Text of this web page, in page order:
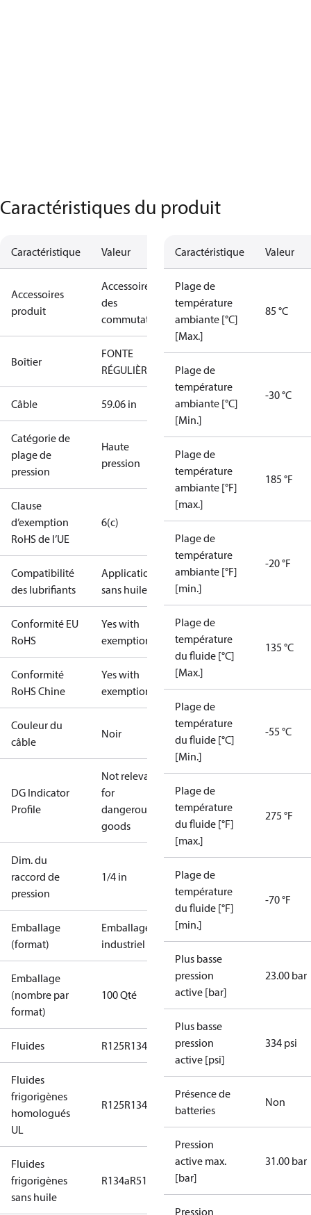
Caractéristiques du produit
Caractéristique Valeur
Accessoires
produit
Accessoires
des
commutateurs
Boîtier
FONTE
RÉGULIÈRE
Câble 59.06 in
Catégorie de
plage de
pression
Haute
pression
Clause
d’exemption
RoHS de l’UE
6(c)
Compatibilité
des lubrifiants
Applications
sans huile
Conformité EU
RoHS
Yes with
exemptions
Conformité
RoHS Chine
Yes with
exemptions
Couleur du
câble
Noir
DG Indicator
Profile
Not relevant
for
dangerous
goods
Dim. du
raccord de
pression
1/4 in
Emballage
(format)
Emballage
industriel
Emballage
(nombre par
format)
100 Qté
Fluides R125R134a R404AR407C R410A
Fluides
frigorigènes
homologués
UL
R125R134a R404A R407C R410A
Fluides
frigorigènes
sans huile
R134aR513A
Caractéristique Valeur
Plage de
température
ambiante [°C]
[Max.]
85 °C
Plage de
température
ambiante [°C]
[Min.]
-30 °C
Plage de
température
ambiante [°F]
[max.]
185 °F
Plage de
température
ambiante [°F]
[min.]
-20 °F
Plage de
température
du fluide [°C]
[Max.]
135 °C
Plage de
température
du fluide [°C]
[Min.]
-55 °C
Plage de
température
du fluide [°F]
[max.]
275 °F
Plage de
température
du fluide [°F]
[min.]
-70 °F
Plus basse
pression
active [bar]
23.00 bar
Plus basse
pression
active [psi]
334 psi
Présence de
batteries
Non
Pression
active max.
[bar]
31.00 bar
Pression